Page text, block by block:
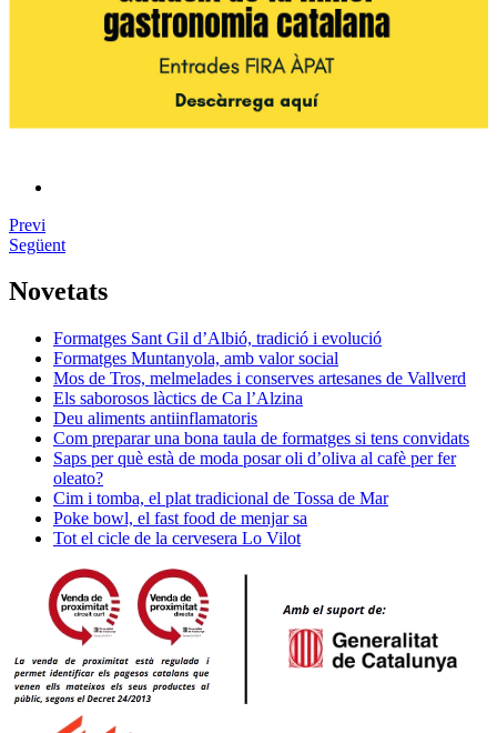
Previ
Següent
Novetats
Formatges Sant Gil d’Albió, tradició i evolució
Formatges Muntanyola, amb valor social
Mos de Tros, melmelades i conserves artesanes de Vallverd
Els saborosos làctics de Ca l’Alzina
Deu aliments antiinflamatoris
Com preparar una bona taula de formatges si tens convidats
Saps per què està de moda posar oli d’oliva al cafè per fer
oleato?
Cim i tomba, el plat tradicional de Tossa de Mar
Poke bowl, el fast food de menjar sa
Tot el cicle de la cervesera Lo Vilot